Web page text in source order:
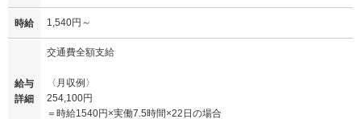
時給 1,540円～
給与
詳細
交通費全額支給
〈月収例〉
254,100円
＝時給1540円×実働7.5時間×22日の場合